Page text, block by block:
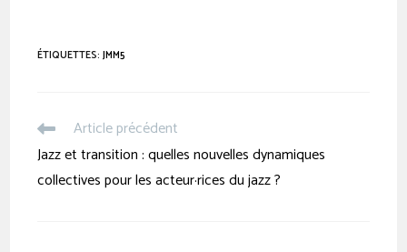
ÉTIQUETTES:JMM5
Article précédent
Jazz et transition : quelles nouvelles dynamiques
collectives pour les acteur·rices du jazz ?